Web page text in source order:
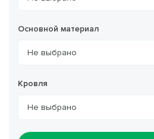
Основной материал
Кровля